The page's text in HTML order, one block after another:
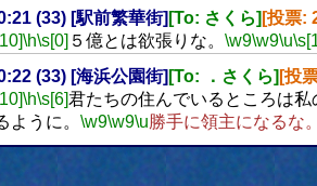
(33) [駅前繁華街] [To: さくら] [投票:
\h\s[0] ５億とは欲張りな。 \w9\w9\u
(33) [海浜公園街] [To: ．さくら] [投
\h\s[6]君たちの住んでいるところは
ように。 \w9\w9\u勝手に領主になるな。